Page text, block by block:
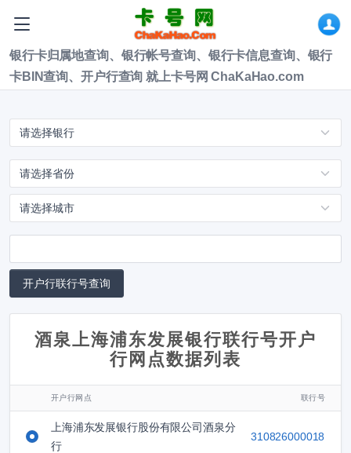
银行卡归属地查询、银行帐号查询、银行卡信息查询、银行
卡BIN查询、开户行查询 就上卡号网 ChaKaHao.com
酒泉上海浦东发展银行联行号开户
行网点数据列表
开户行网点 联行号
上海浦东发展银行股份有限公司酒泉分
行
310826000018